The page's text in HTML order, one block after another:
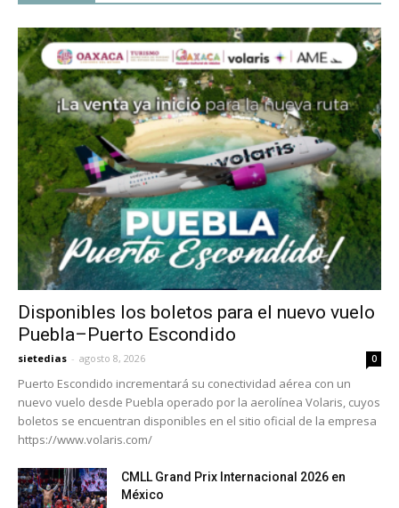
Disponibles los boletos para el nuevo vuelo
Puebla–Puerto Escondido
sietedias - agosto 8, 2026 0
Puerto Escondido incrementará su conectividad aérea con un
nuevo vuelo desde Puebla operado por la aerolínea Volaris, cuyos
boletos se encuentran disponibles en el sitio oficial de la empresa
https://www.volaris.com/
CMLL Grand Prix Internacional 2026 en
México